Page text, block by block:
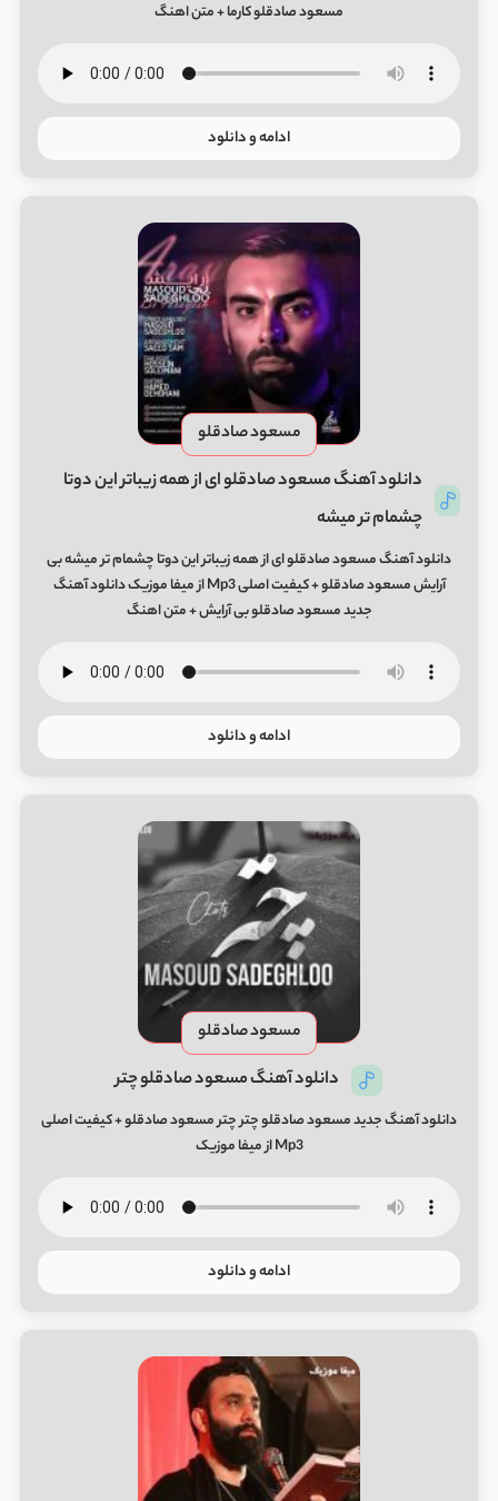
مسعود صادقلو کارما + متن اهنگ
ادامه و دانلود
مسعود صادقلو
دانلود آهنگ مسعود صادقلو ای از همه زیباتر این دوتا
چشمام تر میشه
دانلود آهنگ مسعود صادقلو ای از همه زیباتر این دوتا چشمام تر میشه بی
آرایش مسعود صادقلو + کیفیت اصلی Mp3 از میفا موزیک دانلود آهنگ
جدید مسعود صادقلو بی آرایش + متن اهنگ
ادامه و دانلود
مسعود صادقلو
دانلود آهنگ مسعود صادقلو چتر
دانلود آهنگ جدید مسعود صادقلو چتر چتر مسعود صادقلو + کیفیت اصلی
Mp3 از میفا موزیک
ادامه و دانلود